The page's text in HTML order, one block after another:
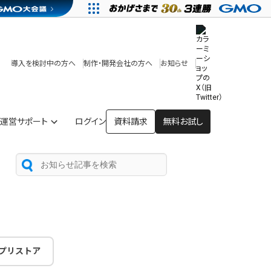
運営サポート ログイン 資料請求 無料お試し
導入を検討中の方へ 制作・開発会社の方へ お知らせ
その他
テンプレート一覧
ヘルプセンター
リストア